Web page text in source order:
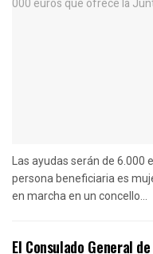
Las ayudas serán de
persona beneficiaria es
en marcha en un concello...
El Consulado General